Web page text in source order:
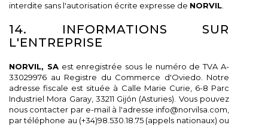
interdite sans l'autorisation écrite expresse de NORVIL
14. INFORMATIONS SUR
L'ENTREPRISE
NORVIL, SAest enregistrée sous le numéro de TVA A-
33029976 au Registre du Commerce d'Oviedo. Notre
adresse fiscale est située à Calle Marie Curie, 6-8 Parc
Industriel Mora Garay, 33211 Gijón (Asturies). Vous pouvez
nous contacter par e-mail à l'adresse info@norvilsa.com,
par téléphone au (+34)98.530.18.75 (appels nationaux) ou